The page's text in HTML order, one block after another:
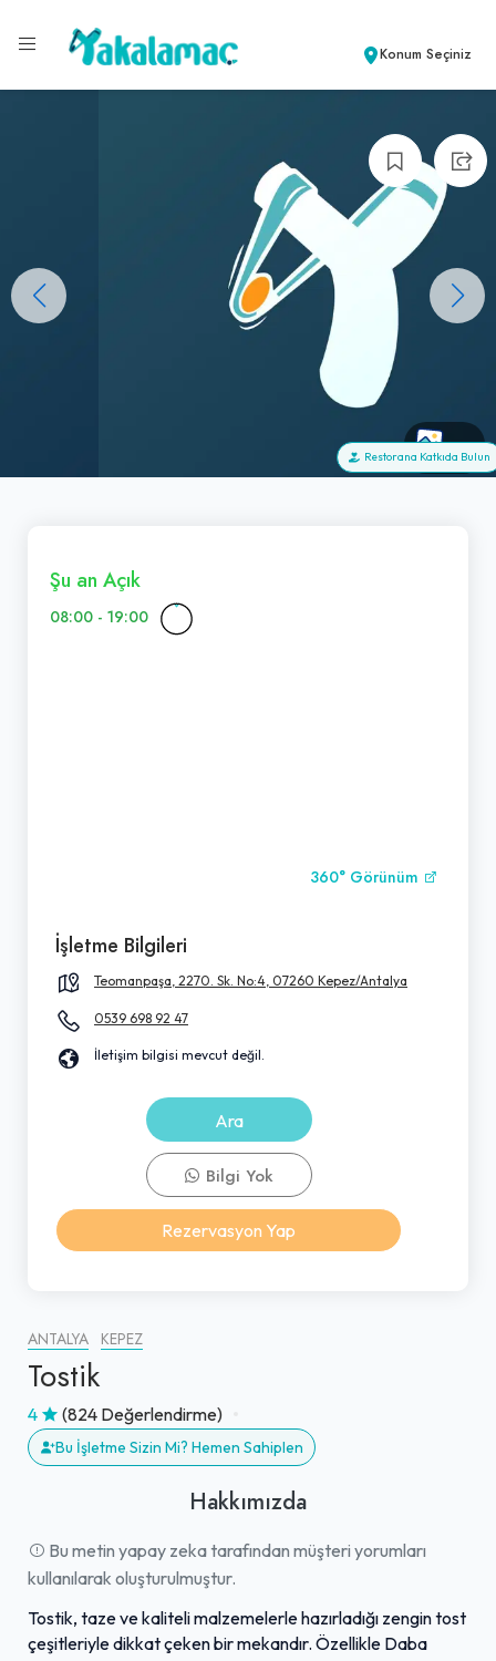
Konum Seçiniz
+0
Restorana Katkıda Bulun
ANTALYA KEPEZ
Tostik
4 (824 Değerlendirme)
Bu İşletme Sizin Mi? Hemen Sahiplen
Hakkımızda
Bu metin yapay zeka tarafından müşteri yorumları
kullanılarak oluşturulmuştur.
Tostik, taze ve kaliteli malzemelerle hazırladığı zengin tost
çeşitleriyle dikkat çeken bir mekandır. Özellikle Daba
Şu an Açık
08:00 - 19:00
360° Görünüm
İşletme Bilgileri
Teomanpaşa, 2270. Sk. No:4, 07260 Kepez/Antalya
0539 698 92 47
İletişim bilgisi mevcut değil.
Ara
Bilgi Yok
Rezervasyon Yap